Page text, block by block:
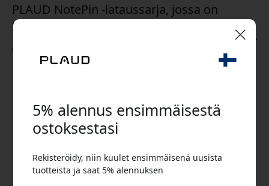
PLAUD NotePin -lataussarja, jossa on
magneettinen telakka ja punottu USB-C–
USB-C-kaapeli NotePinille ja USB-C-laitteille -
Valkoinen
5% alennus ensimmäisestä
ostoksestasi
Rekisteröidy, niin kuulet ensimmäisenä uusista
tuotteista ja saat 5% alennuksen
🎉 Alennuskoodisi:
Käytä tätä koodia kassalla saadaksesi 5%
alennuksen.